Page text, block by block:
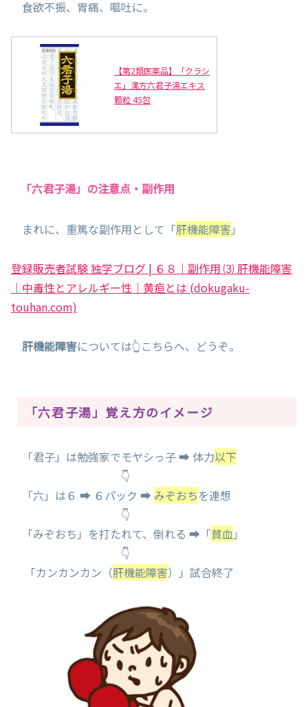
食欲不振、胃痛、嘔吐に。
【第2類医薬品】「クラシ
エ」漢方六君子湯エキス
顆粒 45包
「六君子湯」の注意点・副作用
まれに、重篤な副作用として「肝機能障害 」
登録販売者試験 独学ブログ | ６８｜副作用 ⑶ 肝機能障害
｜中毒性とアレルギー性｜黄疸とは (dokugaku-
touhan.com)
肝機能障害については👆こちらへ、どうぞ。
「六君子湯」覚え方のイメージ
「君子」は勉強家でモヤシっ子 ➡ 体力以下
👇
「六」は６ ➡ ６パック ➡ みぞおちを連想
👇
「みぞおち」を打たれて、倒れる ➡「貧血 」
👇
「カンカンカン（肝機能障害）」試合終了